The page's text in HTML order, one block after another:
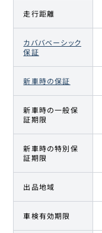
走行距離
カババベーシック
保証
新車時の保証
新車時の一般保
証期限
新車時の特別保
証期限
出品地域
車検有効期限